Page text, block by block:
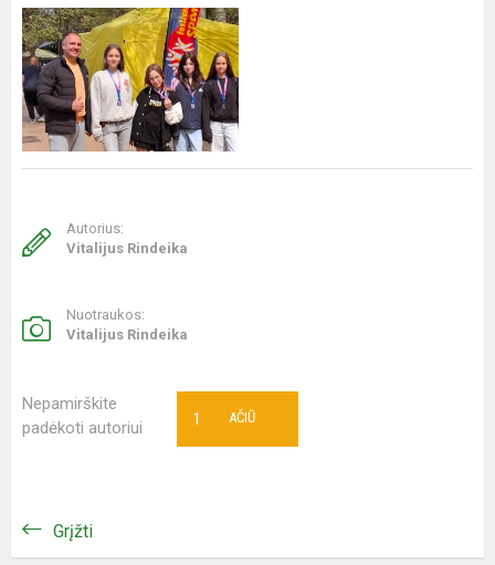
Autorius:
Vitalijus Rindeika
Nuotraukos:
Vitalijus Rindeika
Nepamirškite
padėkoti autoriui
AČIŪ
1
Grįžti